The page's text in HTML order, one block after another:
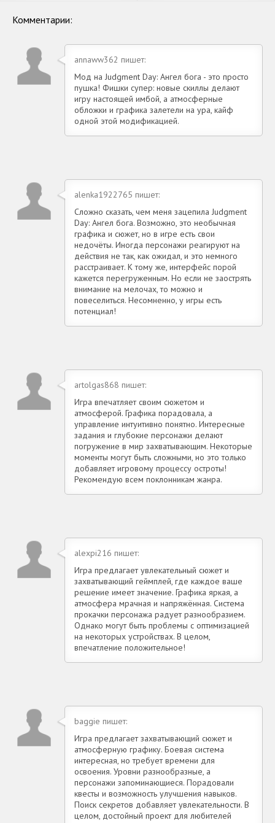
Комментарии:
annaww362 пишет:
Мод на Judgment Day: Ангел бога - это просто
пушка! Фишки супер: новые скиллы делают
игру настоящей имбой, а атмосферные
обложки и графика залетели на ура, кайф
одной этой модификацией.
alenka1922765 пишет:
Сложно сказать, чем меня зацепила Judgment
Day: Ангел бога. Возможно, это необычная
графика и сюжет, но в игре есть свои
недочёты. Иногда персонажи реагируют на
действия не так, как ожидал, и это немного
расстраивает. К тому же, интерфейс порой
кажется перегруженным. Но если не заострять
внимание на мелочах, то можно и
повеселиться. Несомненно, у игры есть
потенциал!
artolgas868 пишет:
Игра впечатляет своим сюжетом и
атмосферой. Графика порадовала, а
управление интуитивно понятно. Интересные
задания и глубокие персонажи делают
погружение в мир захватывающим. Некоторые
моменты могут быть сложными, но это только
добавляет игровому процессу остроты!
Рекомендую всем поклонникам жанра.
alexpi216 пишет:
Игра предлагает увлекательный сюжет и
захватывающий геймплей, где каждое ваше
решение имеет значение. Графика яркая, а
атмосфера мрачная и напряжённая. Система
прокачки персонажа радует разнообразием.
Однако могут быть проблемы с оптимизацией
на некоторых устройствах. В целом,
впечатление положительное!
baggie пишет:
Игра предлагает захватывающий сюжет и
атмосферную графику. Боевая система
интересная, но требует времени для
освоения. Уровни разнообразные, а
персонажи запоминающиеся. Порадовали
квесты и возможность улучшения навыков.
Поиск секретов добавляет увлекательности. В
целом, достойный проект для любителей